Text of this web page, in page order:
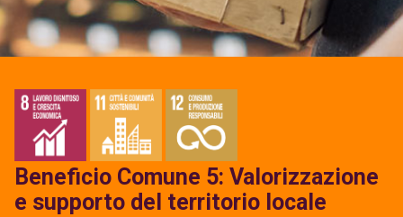
Beneficio Comune 5: Valorizzazione
e supporto del territorio locale